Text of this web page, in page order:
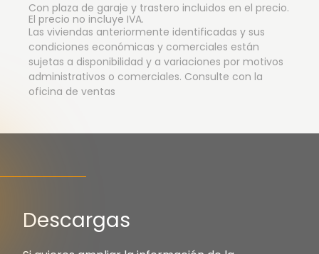
Con plaza de garaje y trastero incluidos en el precio.
El precio no incluye IVA.
Las viviendas anteriormente identificadas y sus
condiciones económicas y comerciales están
sujetas a disponibilidad y a variaciones por motivos
administrativos o comerciales. Consulte con la
oficina de ventas
Descargas